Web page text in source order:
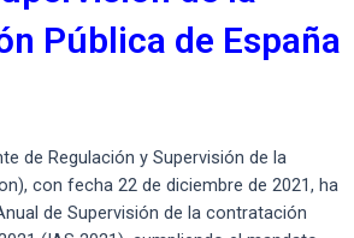
Pública de España
de Regulación y Supervisión de la
con fecha 22 de diciembre de 2021, ha
de Supervisión de la contratación